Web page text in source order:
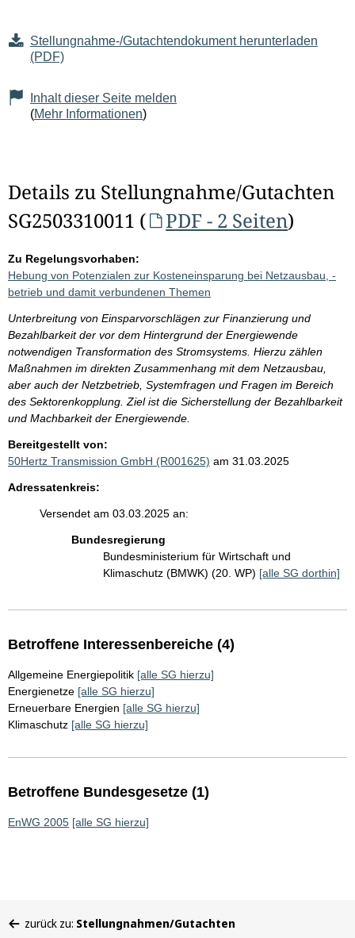
Stellungnahme-/Gutachtendokument herunterladen
(PDF)
Inhalt dieser Seite melden
(Mehr Informationen)
Details zu Stellungnahme/Gutachten
SG2503310011 (
PDF - 2 Seiten)
Zu Regelungsvorhaben:
Hebung von Potenzialen zur Kosteneinsparung bei Netzausbau, -
betrieb und damit verbundenen Themen
Unterbreitung von Einsparvorschlägen zur Finanzierung und
Bezahlbarkeit der vor dem Hintergrund der Energiewende
notwendigen Transformation des Stromsystems. Hierzu zählen
Maßnahmen im direkten Zusammenhang mit dem Netzausbau,
aber auch der Netzbetrieb, Systemfragen und Fragen im Bereich
des Sektorenkopplung. Ziel ist die Sicherstellung der Bezahlbarkeit
und Machbarkeit der Energiewende.
Bereitgestellt von:
50Hertz Transmission GmbH (R001625) am 31.03.2025
Adressatenkreis:
Versendet am 03.03.2025 an:
Bundesregierung
Bundesministerium für Wirtschaft und
Klimaschutz (BMWK) (20. WP) [alle SG dorthin]
Betroffene Interessenbereiche (4)
Allgemeine Energiepolitik [alle SG hierzu]
Energienetze [alle SG hierzu]
Erneuerbare Energien [alle SG hierzu]
Klimaschutz [alle SG hierzu]
Betroffene Bundesgesetze (1)
EnWG 2005 [alle SG hierzu]
befinden
zurück zu: Stellungnahmen/Gutachten